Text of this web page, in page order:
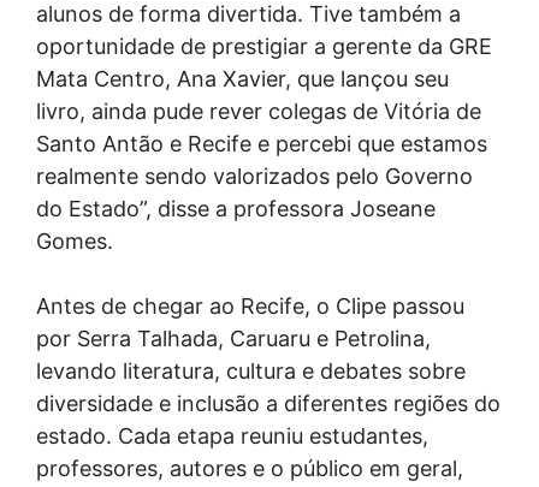
alunos de forma divertida. Tive também a
oportunidade de prestigiar a gerente da GRE
Mata Centro, Ana Xavier, que lançou seu
livro, ainda pude rever colegas de Vitória de
Santo Antão e Recife e percebi que estamos
realmente sendo valorizados pelo Governo
do Estado”, disse a professora Joseane
Gomes.
Antes de chegar ao Recife, o Clipe passou
por Serra Talhada, Caruaru e Petrolina,
levando literatura, cultura e debates sobre
diversidade e inclusão a diferentes regiões do
estado. Cada etapa reuniu estudantes,
professores, autores e o público em geral,